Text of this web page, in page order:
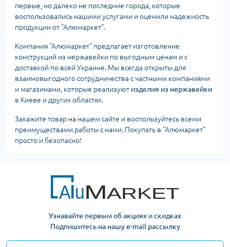
первые, но далеко не последние города, которые
воспользовались нашими услугами и оценили надежность
продукции от “Алюмаркет”.
Компания “Алюмаркет” предлагает изготовление
конструкций из нержавейки по выгодным ценам и с
доставкой по всей Украине. Мы всегда открыты для
взаимовыгодного сотрудничества с частными компаниями
и магазинами, которые реализуют изделия из нержавейки
в Киеве и других областях.
Закажите товар на нашем сайте и воспользуйтесь всеми
преимуществами работы с нами. Покупать в “Алюмаркет”
просто и безопасно!
Узнавайте первым об акциях и скидках
Подпишитесь на нашу e-mail рассылку